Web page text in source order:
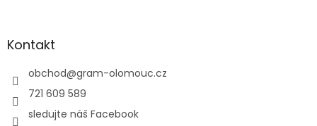
aKontakt
obchod@gram-olomouc.cz
721 609 589
sledujte náš Facebook